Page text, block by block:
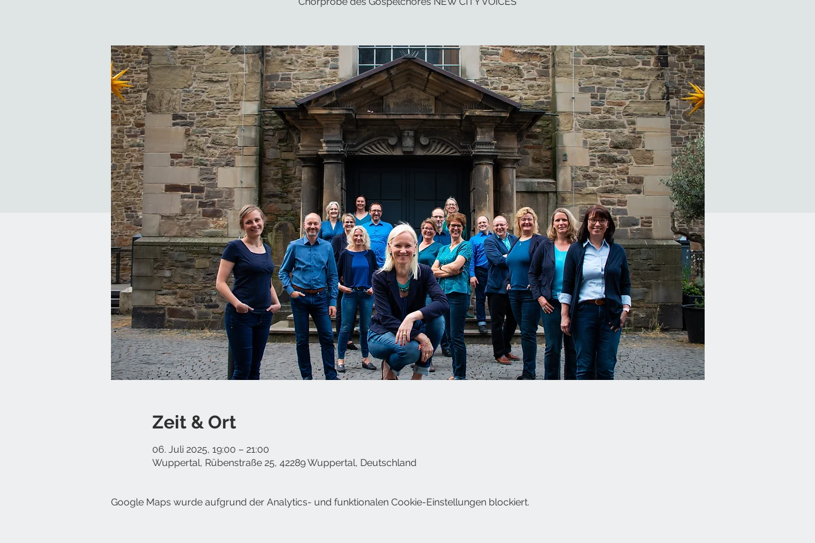
Zeit & Ort
06. Juli 2025, 19:00 – 21:00
Wuppertal, Rübenstraße 25, 42289 Wuppertal, Deutschland
Google Maps wurde aufgrund der Analytics- und funktionalen Cookie-Einstellungen blockiert.